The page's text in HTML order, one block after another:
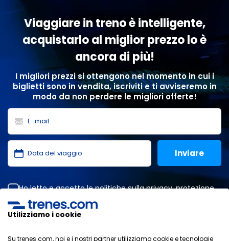
Viaggiare in treno è intelligente,
acquistarlo al miglior prezzo lo è
ancora di più!
I migliori prezzi si ottengono nel momento in cui i
biglietti sono in vendita, iscriviti e ti avviseremo in
modo da non perdere le migliori offerte!
Ho letto e accetto lepolitiche sulla privacy,protezione
dei dati
Utilizziamo i cookie
Su trenes.com, noi e i nostri partner utilizziamo cookie e tecnologie